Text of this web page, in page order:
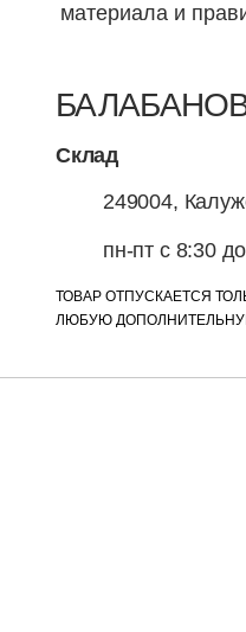
материала и
Склад
249004,
пн-пт с 8:30
ТОВАР ОТПУСКАЕТСЯ
ЛЮБУЮ